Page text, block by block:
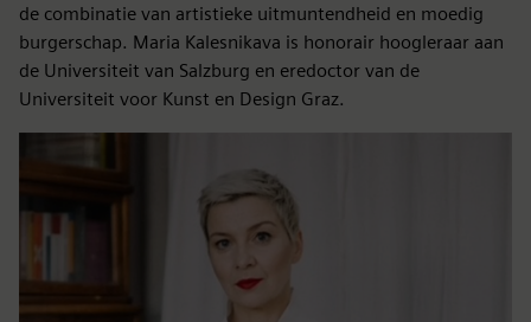
de combinatie van artistieke uitmuntendheid en moedig
burgerschap. Maria Kalesnikava is honorair hoogleraar aan
de Universiteit van Salzburg en eredoctor van de
Universiteit voor Kunst en Design Graz.